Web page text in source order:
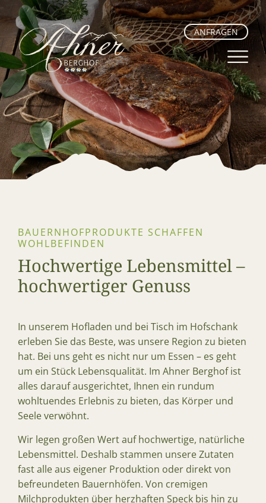
ANFRAGEN
BAUERNHOFPRODUKTE SCHAFFEN
WOHLBEFINDEN
Hochwertige Lebensmittel –
hochwertiger Genuss
In unserem Hofladen und bei Tisch im Hofschank
erleben Sie das Beste, was unsere Region zu bieten
hat. Bei uns geht es nicht nur um Essen – es geht
um ein Stück Lebensqualität. Im Ahner Berghof ist
alles darauf ausgerichtet, Ihnen ein rundum
wohltuendes Erlebnis zu bieten, das Körper und
Seele verwöhnt.
Wir legen großen Wert auf hochwertige, natürliche
Lebensmittel. Deshalb stammen unsere Zutaten
fast alle aus eigener Produktion oder direkt von
befreundeten Bauernhöfen. Von cremigen
Milchprodukten über herzhaften Speck bis hin zu